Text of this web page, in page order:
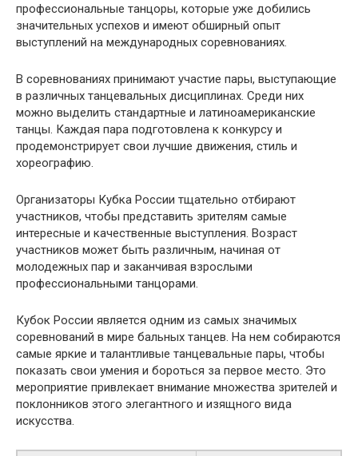
профессиональные танцоры, которые уже добились
значительных успехов и имеют обширный опыт
выступлений на международных соревнованиях.
В соревнованиях принимают участие пары, выступающие
в различных танцевальных дисциплинах. Среди них
можно выделить стандартные и латиноамериканские
танцы. Каждая пара подготовлена к конкурсу и
продемонстрирует свои лучшие движения, стиль и
хореографию.
Организаторы Кубка России тщательно отбирают
участников, чтобы представить зрителям самые
интересные и качественные выступления. Возраст
участников может быть различным, начиная от
молодежных пар и заканчивая взрослыми
профессиональными танцорами.
Кубок России является одним из самых значимых
соревнований в мире бальных танцев. На нем собираются
самые яркие и талантливые танцевальные пары, чтобы
показать свои умения и бороться за первое место. Это
мероприятие привлекает внимание множества зрителей и
поклонников этого элегантного и изящного вида
искусства.